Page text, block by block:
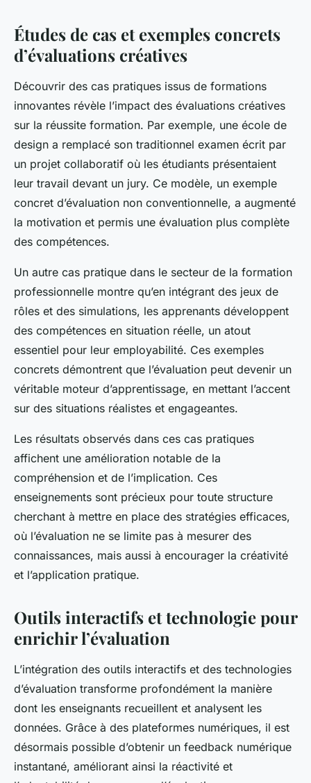
Études de cas et exemples concrets
d’évaluations créatives
Découvrir des cas pratiques issus de formations
innovantes révèle l’impact des évaluations créatives
sur la réussite formation. Par exemple, une école de
design a remplacé son traditionnel examen écrit par
un projet collaboratif où les étudiants présentaient
leur travail devant un jury. Ce modèle, un exemple
concret d’évaluation non conventionnelle, a augmenté
la motivation et permis une évaluation plus complète
des compétences.
Un autre cas pratique dans le secteur de la formation
professionnelle montre qu’en intégrant des jeux de
rôles et des simulations, les apprenants développent
des compétences en situation réelle, un atout
essentiel pour leur employabilité. Ces exemples
concrets démontrent que l’évaluation peut devenir un
véritable moteur d’apprentissage, en mettant l’accent
sur des situations réalistes et engageantes.
Les résultats observés dans ces cas pratiques
affichent une amélioration notable de la
compréhension et de l’implication. Ces
enseignements sont précieux pour toute structure
cherchant à mettre en place des stratégies efficaces,
où l’évaluation ne se limite pas à mesurer des
connaissances, mais aussi à encourager la créativité
et l’application pratique.
Outils interactifs et technologie pour
enrichir l’évaluation
L’intégration des outils interactifs et des technologies
d’évaluation transforme profondément la manière
dont les enseignants recueillent et analysent les
données. Grâce à des plateformes numériques, il est
désormais possible d’obtenir un feedback numérique
instantané, améliorant ainsi la réactivité et